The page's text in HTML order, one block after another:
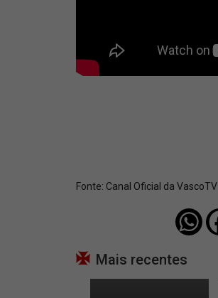
Fonte: Canal Oficial da VascoTV
Mais recentes